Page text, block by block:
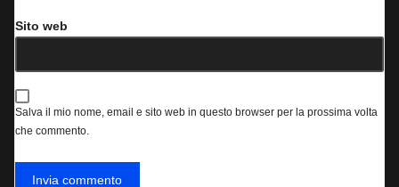
Sito web
Salva il mio nome, email e sito web in questo browser per la prossima volta
che commento.